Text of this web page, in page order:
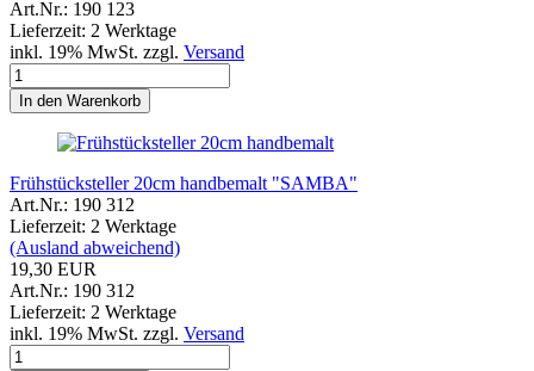
Art.Nr.: 190 123
Lieferzeit: 2 Werktage
inkl. 19% MwSt. zzgl. Versand
In den Warenkorb
Frühstücksteller 20cm handbemalt "SAMBA"
Art.Nr.: 190 312
Lieferzeit: 2 Werktage
(Ausland abweichend)
19,30 EUR
Art.Nr.: 190 312
Lieferzeit: 2 Werktage
inkl. 19% MwSt. zzgl. Versand